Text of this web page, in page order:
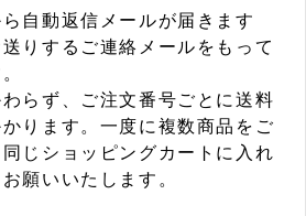
自動返信メールが届きます
りするご連絡メールをもって
わらず、ご注文番号ごとに送料
ります。一度に複数商品をご
じショッピングカートに入れ
願いいたします。